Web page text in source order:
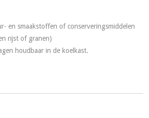
en smaakstoffen of conserveringsmiddelen
rijst of granen)
houdbaar in de koelkast.